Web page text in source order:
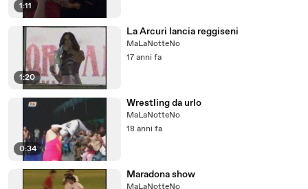
1:11
1:20
La Arcuri lancia reggiseni
MaLaNotteNo
17 anni fa
0:34
Wrestling da urlo
MaLaNotteNo
18 anni fa
Maradona show